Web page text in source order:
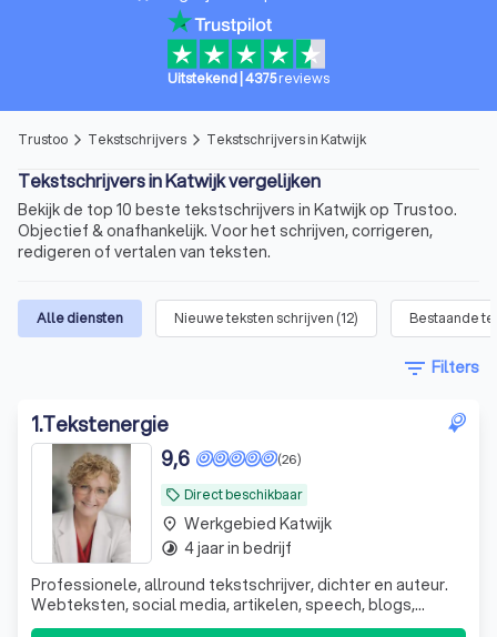
Uitstekend 4375reviews
Trustoo arrow_forward_ios Tekstschrijvers arrow_forward_ios Tekstschrijvers in Katwijk
Tekstschrijvers in Katwijk vergelijken
Bekijk de top 10 beste tekstschrijvers in Katwijk op Trustoo.
Objectief & onafhankelijk. Voor het schrijven, corrigeren,
redigeren of vertalen van teksten.
Alle diensten Nieuwe teksten schrijven (12) Bestaande
filter_list Filters
1.Tekstenergie
local_offer Direct beschikbaar
(26)
9,6
Professionele, allround tekstschrijver, dichter en auteur.
Webteksten, social media, artikelen, speech, blogs,
columns, nieuwsbrieven etc. Ervaring en samenwerking
place Werkgebied Katwijk
timelapse 4 jaar in bedrijf